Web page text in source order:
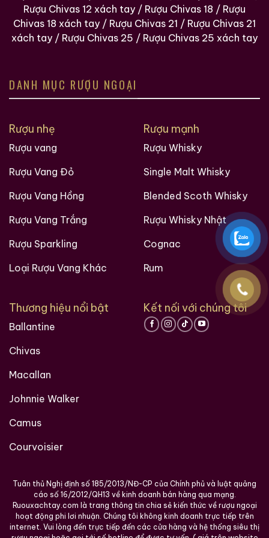
ngoại, những mẫu rượu quý hiếm, cách thưởng thức
rượu, kinh nghiệm phân biệt rượu, cách chọn lưa được
cửa hàng rượu ngoại uy tín và còn nhiều điều thú vị
Ruouxachtay.com rất vinh dự được đồng hành cùng
các bạn trên hành trình khám phá thế giới hương vị
Ruouxachtay.com – Cham Vào Đam Mê
Rượu Chivas 12 xách tay / Rượu Chivas 18 / Rượu
Chivas 18 xách tay / Rượu Chivas 21 / Rượu Chivas 21
xách tay / Rượu Chivas 25 / Rượu Chivas 25 xách tay
DANH MỤC RƯỢU NGOẠI
Rượu nhẹ
Rượu vang
Rượu Vang Đỏ
Rượu Vang Hồng
Rượu Vang Trắng
Rượu Sparkling
Loại Rượu Vang Khác
Rượu mạnh
Rượu Whisky
Single Malt Whisky
Blended Scoth Whisky
Rượu Whisky Nhật
Cognac
Rum
Thương hiệu nổi bật
Ballantine
Chivas
Macallan
Johnnie Walker
Camus
Courvoisier
Kết nối với chúng tôi
Tuân thủ Nghị định số 185/2013/NĐ-CP của Chính phủ và luật quảng
cáo số 16/2012/QH13 về kinh doanh bán hàng qua mạng.
Ruouxachtay.com là trang thông tin chia sẻ kiến thức về rượu ngoại
hoạt động phi lơi nhuận. Chúng tôi không kinh doanh trực tiếp trên
internet. Vui lòng đến trực tiếp đến các cửa hàng và hệ thống siêu thị